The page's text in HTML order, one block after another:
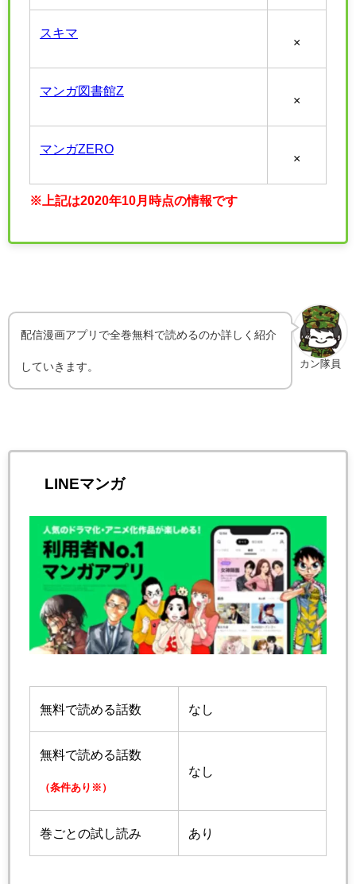
スキマ
×
マンガ図書館Z
×
マンガZERO
×
※上記は2020年10月時点の情報です
カン隊員
配信漫画アプリで全巻無料で読めるのか詳しく紹介
していきます。
LINEマンガ
無料で読める話数 なし
無料で読める話数
（条件あり※）
なし
巻ごとの試し読み あり